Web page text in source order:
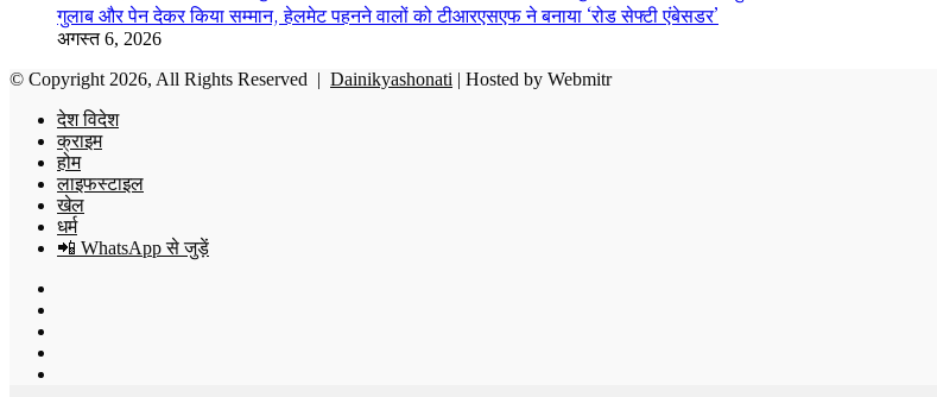
गुलाब और पेन देकर किया सम्मान, हेलमेट पहनने वालों को टीआरएसएफ ने बनाया ‘रोड सेफ्टी एंबेसडर’
अगस्त 6, 2026
© Copyright 2026, All Rights Reserved | Dainikyashonati | Hosted by Webmitr
देश विदेश
क्राइम
होम
लाइफस्टाइल
खेल
धर्म
📲 WhatsApp से जुड़ें